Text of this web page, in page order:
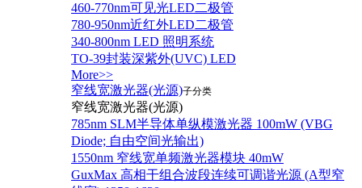
460-770nm可见光LED二极管
780-950nm近红外LED二极管
340-800nm LED 照明系统
TO-39封装深紫外(UVC) LED
More>>
窄线宽激光器(光源)子分类
窄线宽激光器(光源)
785nm SLM半导体单纵模激光器 100mW (VBG
Diode; 自由空间光输出)
1550nm 窄线宽单频激光器模块 40mW
GuxMax 高相干组合波段连续可调谐光源 (A型窄